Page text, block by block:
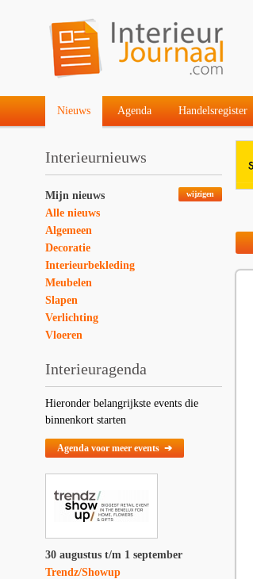
Nieuws Agenda Handelsregister
Interieurnieuws
wijzigen
Mijn nieuws
Alle nieuws
Algemeen
Decoratie
Interieurbekleding
Meubelen
Slapen
Verlichting
Vloeren
Interieuragenda
Hieronder belangrijkste events die
binnenkort starten
Agenda voor meer events ➔
30 augustus t/m 1 september
Trendz/Showup